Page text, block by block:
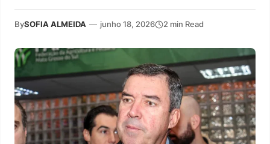
BySOFIA ALMEIDA — junho 18, 2026 2 min Read